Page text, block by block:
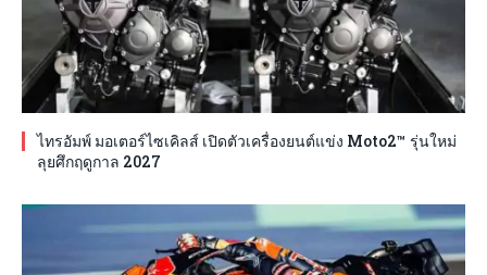
ไทรอัมพ์ มอเตอร์ไซเคิลส์ เปิดตัวเครื่องยนต์แข่ง Moto2™ รุ่นใหม่
ลุยศึกฤดูกาล 2027